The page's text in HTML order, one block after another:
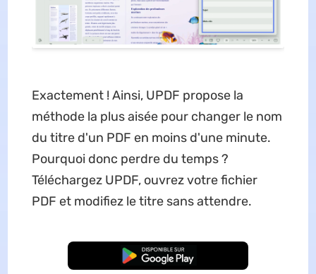
Exactement ! Ainsi, UPDF propose la
méthode la plus aisée pour changer le nom
du titre d'un PDF en moins d'une minute.
Pourquoi donc perdre du temps ?
Téléchargez UPDF, ouvrez votre fichier
PDF et modifiez le titre sans attendre.
TÉLÉCHARGER